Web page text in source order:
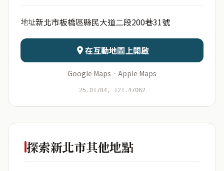
日期 出生時辰
資料僅用於即時分析，不會儲存於伺服器
地址新北市板橋區縣民大道二段200巷31號
在互動地圖上開啟
Google Maps · Apple Maps
25.01784, 121.47062
探索新北市其他地點